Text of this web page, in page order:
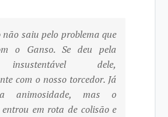
saiu pelo problema que
o Ganso. Se deu pela
dele,
com o nosso torcedor. Já
animosidade, mas o
em rota de colisão e